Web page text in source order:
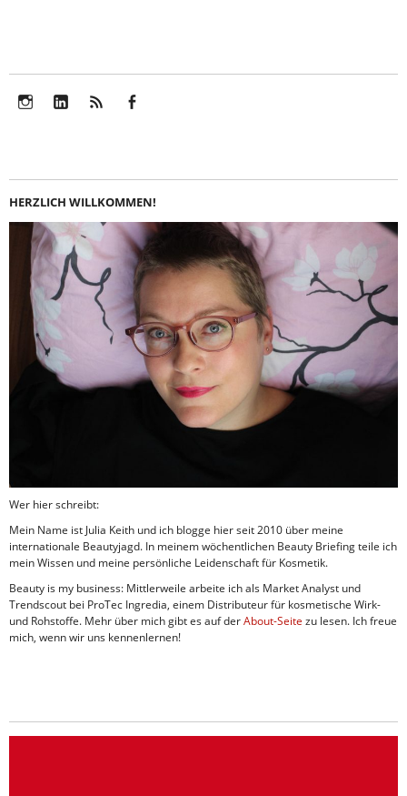
HERZLICH WILLKOMMEN!
Wer hier schreibt:
Mein Name ist Julia Keith und ich blogge hier seit 2010 über meine
internationale Beautyjagd. In meinem wöchentlichen Beauty Briefing teile ich
mein Wissen und meine persönliche Leidenschaft für Kosmetik.
Beauty is my business: Mittlerweile arbeite ich als Market Analyst und
Trendscout bei ProTec Ingredia, einem Distributeur für kosmetische Wirk-
und Rohstoffe. Mehr über mich gibt es auf derAbout-Seite zu lesen. Ich freue
mich, wenn wir uns kennenlernen!